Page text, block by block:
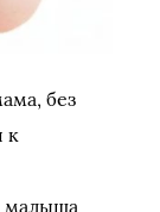
без
к
малыша